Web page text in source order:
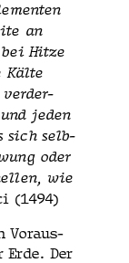
an
Hitze
Kälte
verder­
jeden
sich selb­
oder
wie
(1494)
Voraus­
Erde. Der